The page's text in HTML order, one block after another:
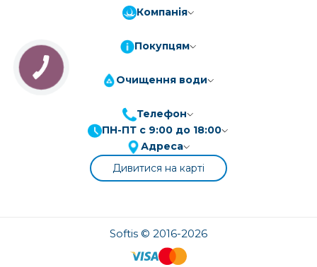
ПриватБанк
3-10 платежів, кредит 0.01%
3-7 платежів, кредит 0.01%
3-10 платежів, кредит 0.01%
3-10 платежів, кредит 0.01%
Компанія
Покупцям
Очищення води
Телефон
ПН-ПТ с 9:00 до 18:00
Адреса
Дивитися на карті
Softis © 2016-2026